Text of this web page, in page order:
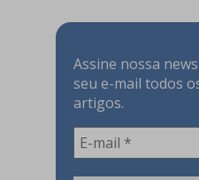
Assine nossa
seu e-mail todos
artigos.